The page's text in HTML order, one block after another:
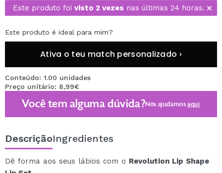
Este produto foi visto 2 vezes nas últimas 24 horas.
Este produto é ideal para mim?
Ativa o teu match personalizado ›
Conteúdo: 1.00 unidades
Preço unitário: 8,99€
Você tem alguma dúvida?Nós ajudamosaqui
DescriçãoIngredientes
Dê forma aos seus lábios com o Revolution Lip Shape